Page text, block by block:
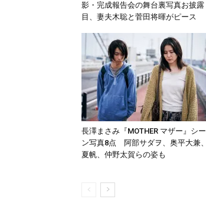
影・完成報告会の舞台裏写真お披露
目、妻夫木聡と菅田将暉がピース
長澤まさみ『MOTHER マザー』シー
ン写真8点 阿部サダヲ、奥平大兼、
夏帆、仲野太賀らの姿も